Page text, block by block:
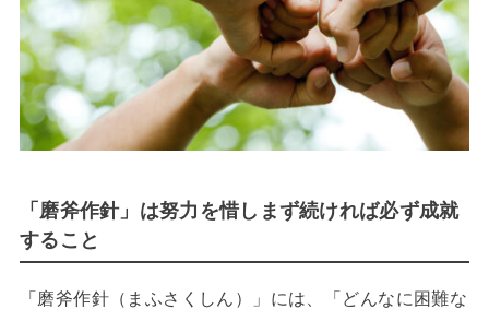
「磨斧作針」は努力を惜しまず続ければ必ず成就
すること
「磨斧作針（まふさくしん）」には、「どんなに困難な